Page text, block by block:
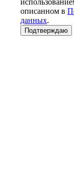
описанном в
данных.
Подтверждаю